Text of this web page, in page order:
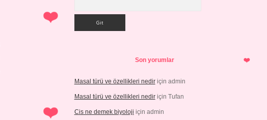
Son yorumlar
Masal türü ve özellikleri nediriçin admin
Masal türü ve özellikleri nediriçin Tufan
Cis ne demek biyoloji için admin